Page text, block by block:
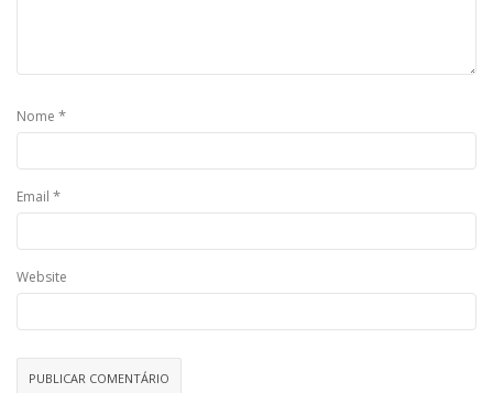
Nome *
Email *
Website